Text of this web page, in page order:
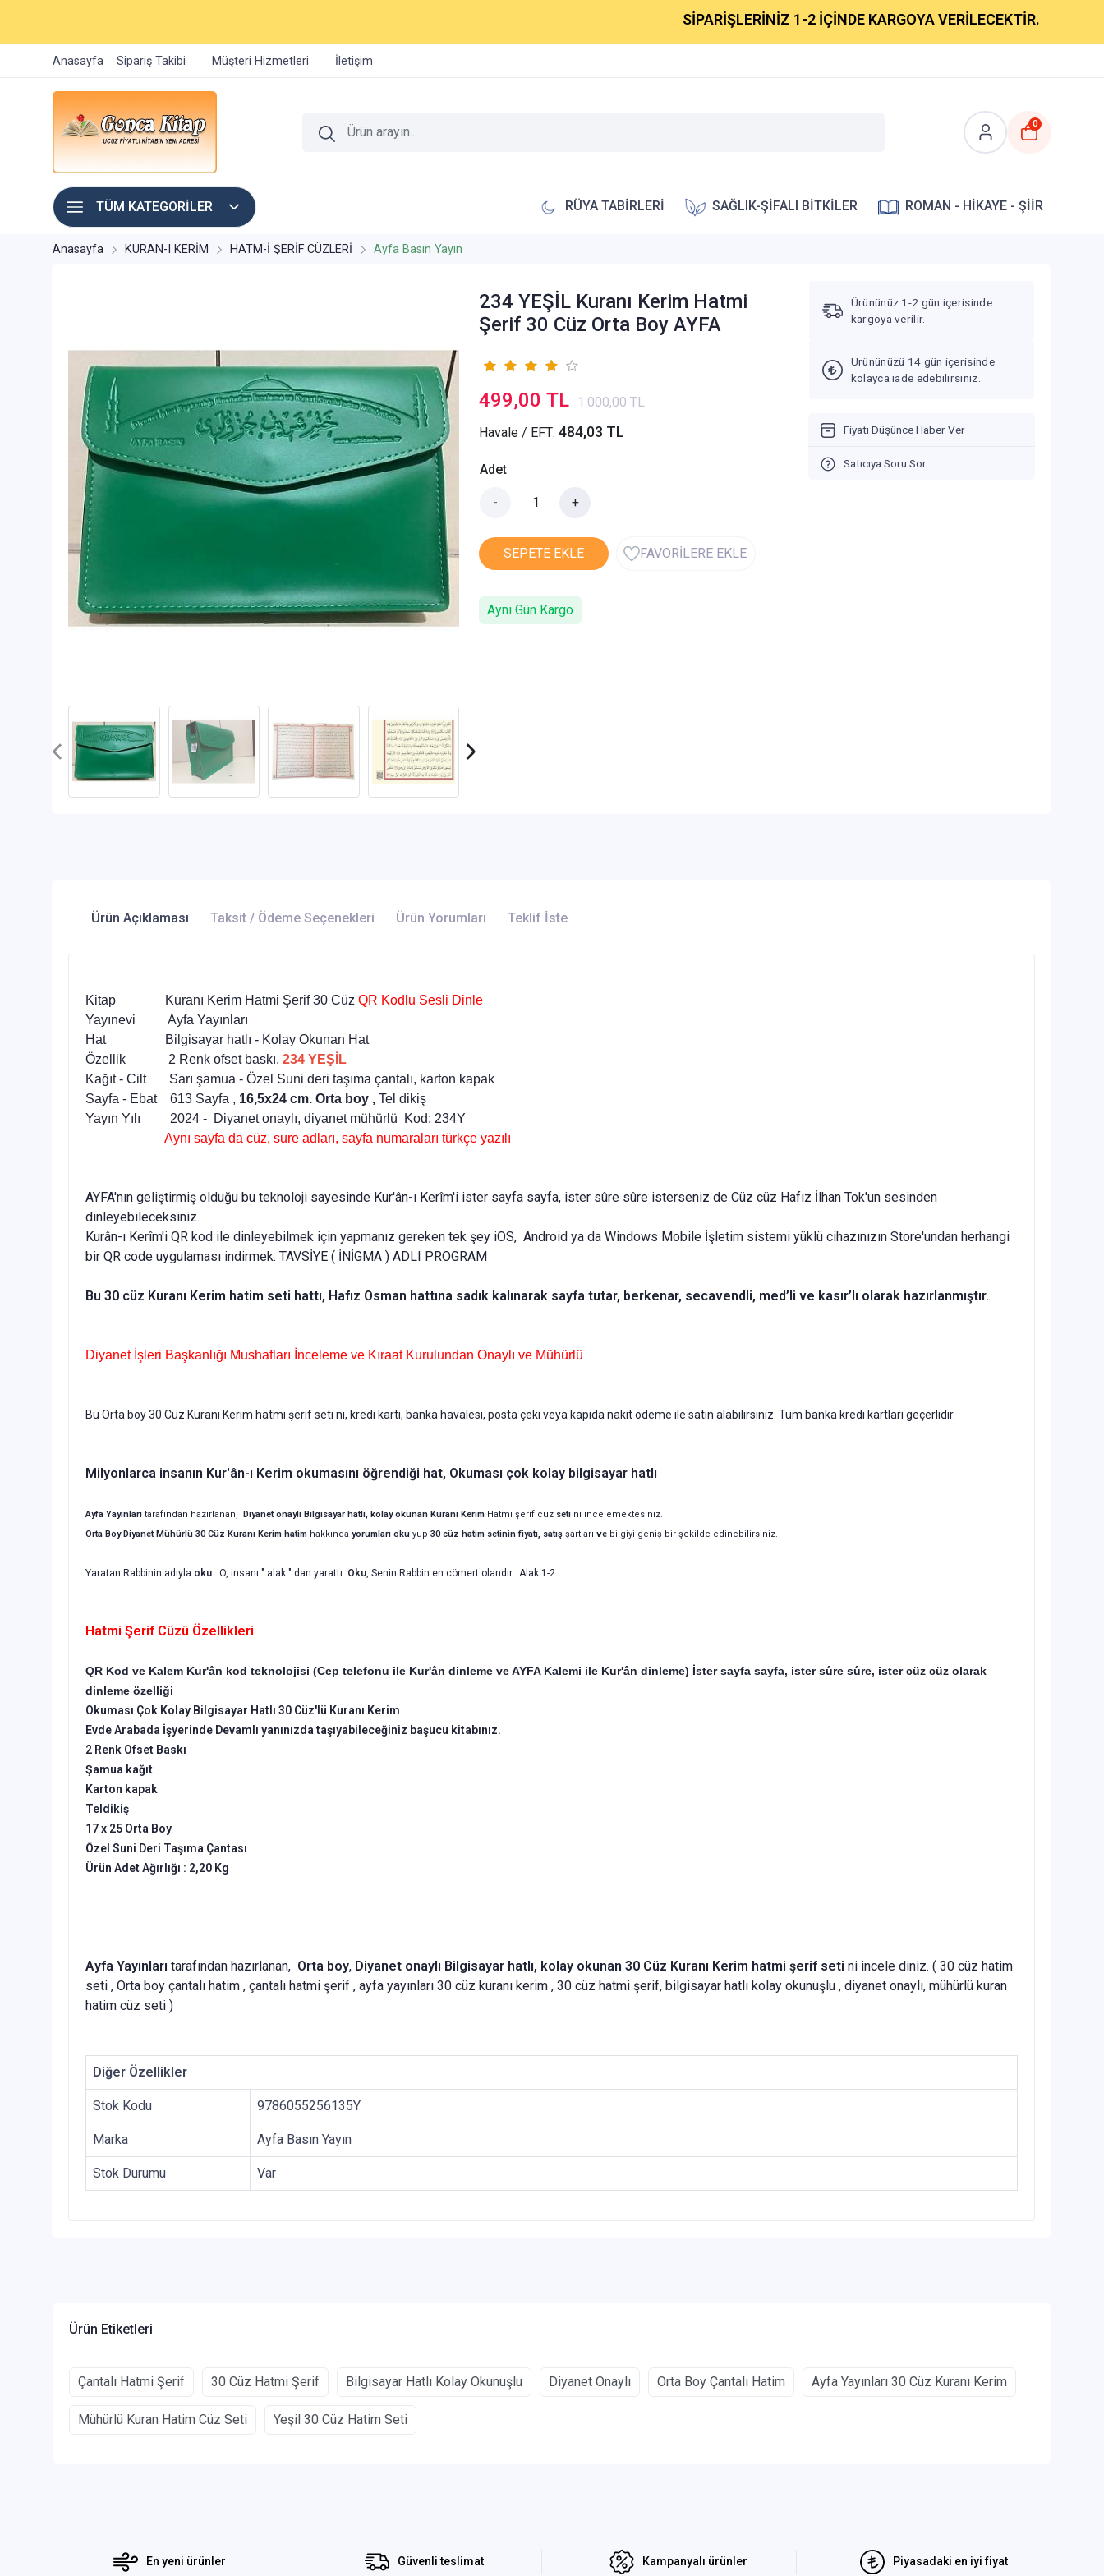
SİPARİŞLERİNİZ 1-2 İÇİNDE KARGOYA VERİLECEKTİR.
Anasayfa Sipariş Takibi Müşteri Hizmetleri İletişim
0
TÜM KATEGORİLER RÜYA TABİRLERİ SAĞLIK-ŞİFALI BİTKİLER ROMAN - HİKAYE - ŞİİR
Anasayfa KURAN-I KERİM HATM-İ ŞERİF CÜZLERİ Ayfa Basın Yayın
234 YEŞİL Kuranı Kerim Hatmi
Şerif 30 Cüz Orta Boy AYFA
499,00 TL 1.000,00 TL
Havale / EFT:484,03 TL
Adet
- +
SEPETE EKLE FAVORİLERE EKLE
Aynı Gün Kargo
Ürününüz 1-2 gün içerisinde
kargoya verilir.
Ürününüzü 14 gün içerisinde
kolayca iade edebilirsiniz.
Fiyatı Düşünce Haber Ver
Satıcıya Soru Sor
Ürün Açıklaması Taksit / Ödeme Seçenekleri Ürün Yorumları Teklif İste
Kitap Kuranı Kerim Hatmi Şerif 30 Cüz QR Kodlu Sesli Dinle
Yayınevi Ayfa Yayınları
Hat Bilgisayar hatlı - Kolay Okunan Hat
Özellik 2 Renk ofset baskı, 234 YEŞİL
Kağıt - Cilt Sarı şamua - Özel Suni deri taşıma çantalı, karton kapak
Sayfa - Ebat 613 Sayfa , 16,5x24 cm. Orta boy , Tel dikiş
Yayın Yılı 2024 - Diyanet onaylı, diyanet mühürlü Kod: 234Y
Aynı sayfa da cüz, sure adları, sayfa numaraları türkçe yazılı
AYFA'nın geliştirmiş olduğu bu teknoloji sayesinde Kur'ân-ı Kerîm'i ister sayfa sayfa, ister sûre sûre isterseniz de Cüz cüz Hafız İlhan Tok'un sesinden
dinleyebileceksiniz.
Kurân-ı Kerîm'i QR kod ile dinleyebilmek için yapmanız gereken tek şey iOS, Android ya da Windows Mobile İşletim sistemi yüklü cihazınızın Store'undan herhangi
bir QR code uygulaması indirmek. TAVSİYE ( İNİGMA ) ADLI PROGRAM
Bu 30 cüz Kuranı Kerim hatim seti hattı, Hafız Osman hattına sadık kalınarak sayfa tutar, berkenar, secavendli, med’li ve kasır’lı olarak hazırlanmıştır.
Diyanet İşleri Başkanlığı Mushafları İnceleme ve Kıraat Kurulundan Onaylı ve Mühürlü
Bu Orta boy 30 Cüz Kuranı Kerim hatmi şerif seti ni, kredi kartı, banka havalesi, posta çeki veya kapıda nakit ödeme ile satın alabilirsiniz. Tüm banka kredi kartları geçerlidir.
Milyonlarca insanın Kur'ân-ı Kerim okumasını öğrendiği hat, Okuması çok kolay bilgisayar hatlı
Ayfa Yayınları tarafından hazırlanan, Diyanet onaylı Bilgisayar hatlı, kolay okunan Kuranı Kerim Hatmi şerif cüz seti ni incelemektesiniz.
Orta Boy Diyanet Mühürlü 30 Cüz Kuranı Kerim hatim hakkında yorumları oku yup 30 cüz hatim setinin fiyatı, satış şartları ve bilgiyi geniş bir şekilde edinebilirsiniz.
Yaratan Rabbinin adıyla oku . O, insanı " alak " dan yarattı. Oku, Senin Rabbin en cömert olandır. Alak 1-2
Hatmi Şerif Cüzü Özellikleri
QR Kod ve Kalem Kur'ân kod teknolojisi (Cep telefonu ile Kur'ân dinleme ve AYFA Kalemi ile Kur'ân dinleme) İster sayfa sayfa, ister sûre sûre, ister cüz cüz olarak
dinleme özelliği
Okuması Çok Kolay Bilgisayar Hatlı 30 Cüz'lü Kuranı Kerim
Evde Arabada İşyerinde Devamlı yanınızda taşıyabileceğiniz başucu kitabınız.
2 Renk Ofset Baskı
Şamua kağıt
Karton kapak
Teldikiş
17 x 25 Orta Boy
Özel Suni Deri Taşıma Çantası
Ürün Adet Ağırlığı : 2,20 Kg
Ayfa Yayınları tarafından hazırlanan, Orta boy, Diyanet onaylı Bilgisayar hatlı, kolay okunan 30 Cüz Kuranı Kerim hatmi şerif seti ni incele diniz. ( 30 cüz hatim
seti , Orta boy çantalı hatim , çantalı hatmi şerif , ayfa yayınları 30 cüz kuranı kerim , 30 cüz hatmi şerif, bilgisayar hatlı kolay okunuşlu , diyanet onaylı, mühürlü kuran
hatim cüz seti )
Diğer Özellikler
Stok Kodu 9786055256135Y
Marka Ayfa Basın Yayın
Stok Durumu Var
Ürün Etiketleri
Çantalı Hatmi Şerif 30 Cüz Hatmi Şerif Bilgisayar Hatlı Kolay Okunuşlu Diyanet Onaylı Orta Boy Çantalı Hatim Ayfa Yayınları 30 Cüz Kuranı Kerim
Mühürlü Kuran Hatim Cüz Seti Yeşil 30 Cüz Hatim Seti
En yeni ürünler Güvenli teslimat Kampanyalı ürünler Piyasadaki en iyi fiyat